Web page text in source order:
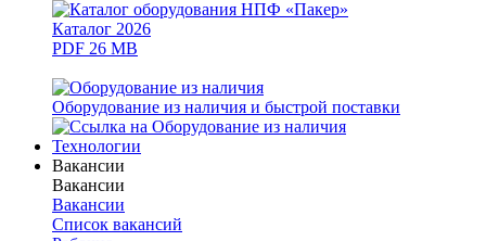
Каталог 2026
PDF 26 MB
Оборудование из наличия и быстрой поставки
Технологии
Вакансии
Вакансии
Вакансии
Список вакансий